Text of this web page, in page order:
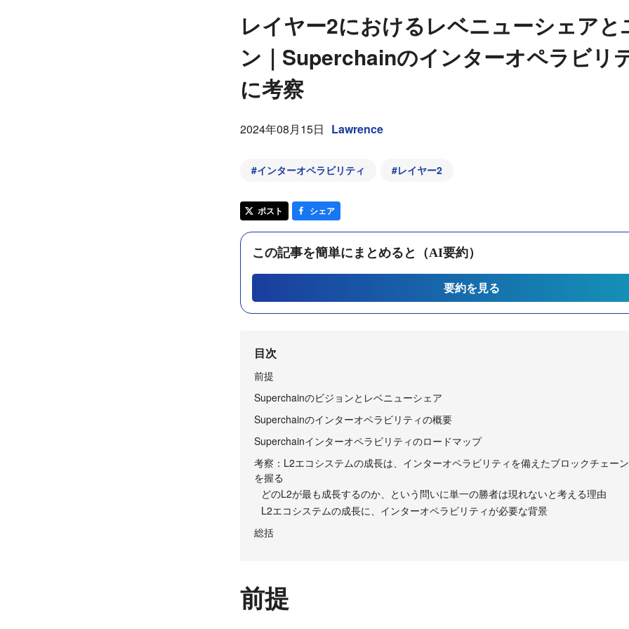
レイヤー2におけるレベニューシェアと
ン｜Superchainのインターオペラビリ
に考察
2024年08月15日 Lawrence
#インターオペラビリティ #レイヤー2
ポスト シェア
この記事を簡単にまとめると（AI要約）
要約を見る
目次
前提
Superchainのビジョンとレベニューシェア
Superchainのインターオペラビリティの概要
Superchainインターオペラビリティのロードマップ
考察：L2エコシステムの成長は、インターオペラビリティを備えたブロックチェー
を握る
どのL2が最も成長するのか、という問いに単一の勝者は現れないと考える理由
L2エコシステムの成長に、インターオペラビリティが必要な背景
総括
前提